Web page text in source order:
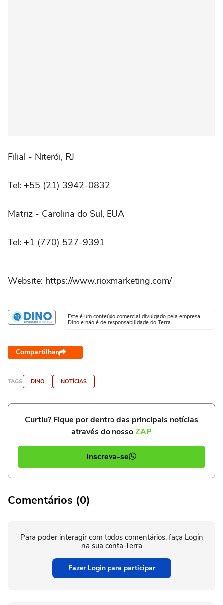
Filial - Niterói, RJ
Tel: +55 (21) 3942-0832
Matriz - Carolina do Sul, EUA
Tel: +1 (770) 527-9391
Website: https://www.rioxmarketing.com/
Este é um conteúdo comercial divulgado pela empresa
Dino e não é de responsabilidade do Terra
Compartilhar
TAGS DINO NOTÍCIAS
Curtiu? Fique por dentro das principais notícias
através do nossoZAP
Inscreva-se
Comentários (0)
Para poder interagir com todos comentários, faça Login
na sua conta Terra
Fazer Login para participar